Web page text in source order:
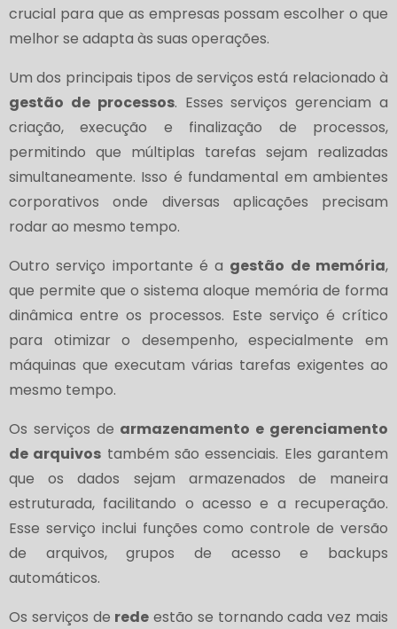
crucial para que as empresas possam escolher o que
melhor se adapta às suas operações.
Um dos principais tipos de serviços está relacionado à
gestão de processos. Esses serviços gerenciam a
criação, execução e finalização de processos,
permitindo que múltiplas tarefas sejam realizadas
simultaneamente. Isso é fundamental em ambientes
corporativos onde diversas aplicações precisam
rodar ao mesmo tempo.
Outro serviço importante é a gestão de memória,
que permite que o sistema aloque memória de forma
dinâmica entre os processos. Este serviço é crítico
para otimizar o desempenho, especialmente em
máquinas que executam várias tarefas exigentes ao
mesmo tempo.
Os serviços de armazenamento e gerenciamento
de arquivos também são essenciais. Eles garantem
que os dados sejam armazenados de maneira
estruturada, facilitando o acesso e a recuperação.
Esse serviço inclui funções como controle de versão
de arquivos, grupos de acesso e backups
automáticos.
Os serviços de rede estão se tornando cada vez mais